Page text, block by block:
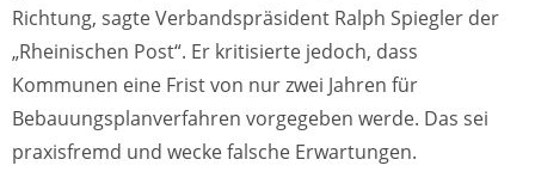
Richtung, sagte Verbandspräsident Ralph Spiegler der
„Rheinischen Post“. Er kritisierte jedoch, dass
Kommunen eine Frist von nur zwei Jahren für
Bebauungsplanverfahren vorgegeben werde. Das sei
praxisfremd und wecke falsche Erwartungen.